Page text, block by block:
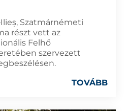
Szatmárnémeti
részt vett az
Felhő
szervezett
TOVÁBB